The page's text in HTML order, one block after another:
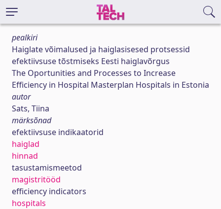
pealkiri
Haiglate võimalused ja haiglasisesed protsessid
efektiivsuse tõstmiseks Eesti haiglavõrgus
The Oportunities and Processes to Increase
Efficiency in Hospital Masterplan Hospitals in Estonia
autor
Sats, Tiina
märksõnad
efektiivsuse indikaatorid
haiglad
hinnad
tasustamismeetod
magistritööd
efficiency indicators
hospitals